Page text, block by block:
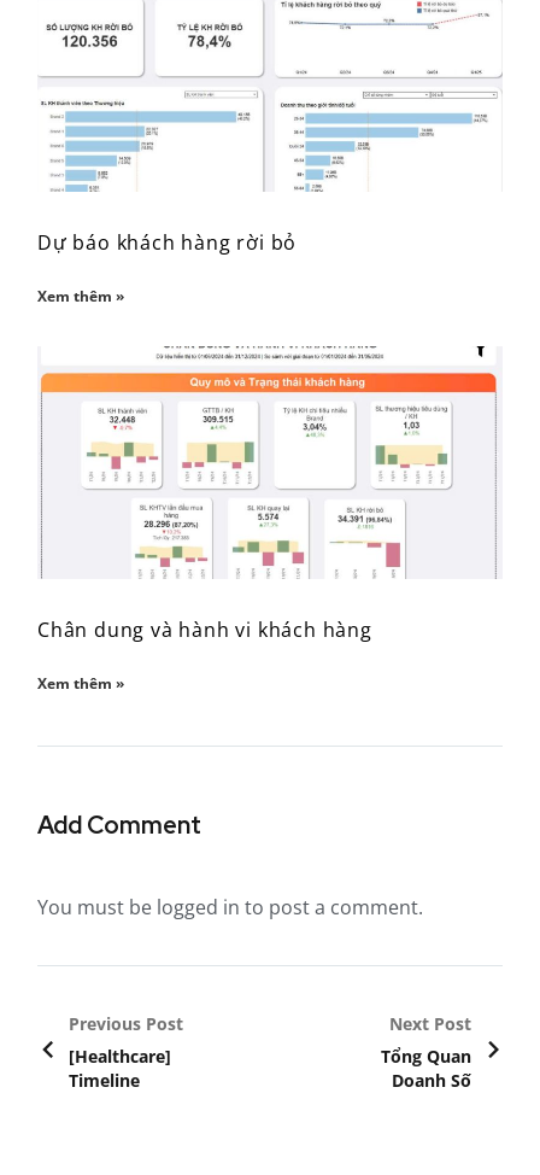
Dự báo khách hàng rời bỏ
Xem thêm »
Chân dung và hành vi khách hàng
Xem thêm »
Add Comment
You must be logged in to post a comment.
Previous Post
[Healthcare]
Timeline
Next Post
Tổng Quan
Doanh Số